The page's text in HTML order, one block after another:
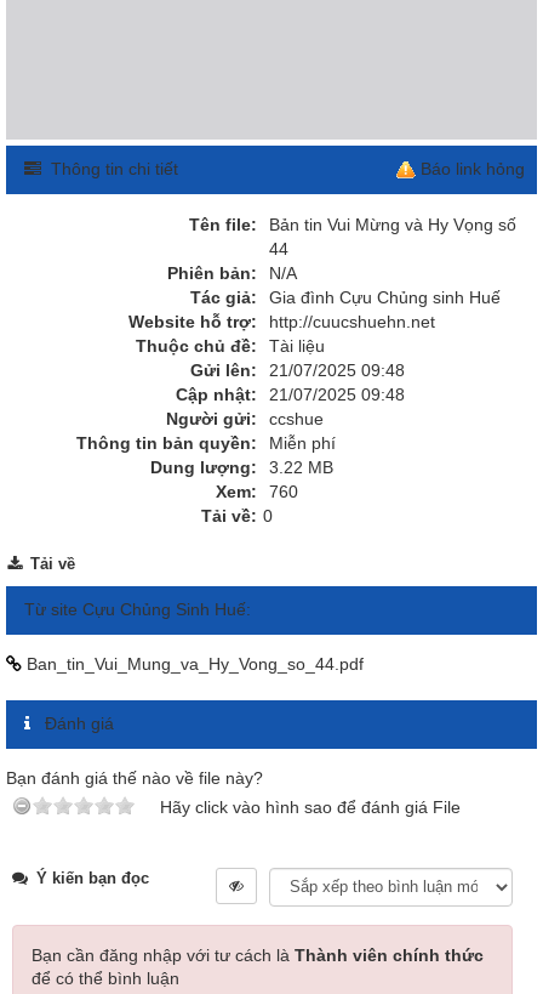
Báo link hỏng
Thông tin chi tiết
Tên file:
Bản tin Vui Mừng và Hy Vọng số
44
Phiên bản:
N/A
Tác giả:
Gia đình Cựu Chủng sinh Huế
Website hỗ trợ:
http://cuucshuehn.net
Thuộc chủ đề:
Tài liệu
Gửi lên:
21/07/2025 09:48
Cập nhật:
21/07/2025 09:48
Người gửi:
ccshue
Thông tin bản quyền:
Miễn phí
Dung lượng:
3.22 MB
Xem:
760
Tải về: 0
Tải về
Từ site Cựu Chủng Sinh Huế:
Ban_tin_Vui_Mung_va_Hy_Vong_so_44.pdf
Đánh giá
Bạn đánh giá thế nào về file này?
Hãy click vào hình sao để đánh giá File
Ý kiến bạn đọc
Bạn cần đăng nhập với tư cách là Thành viên chính thức
để có thể bình luận